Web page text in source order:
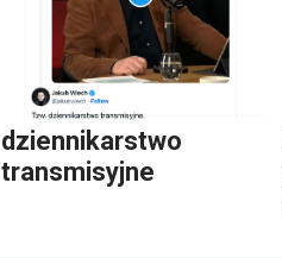
dziennikarstwo
transmisyjne